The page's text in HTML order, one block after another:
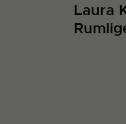
Laura